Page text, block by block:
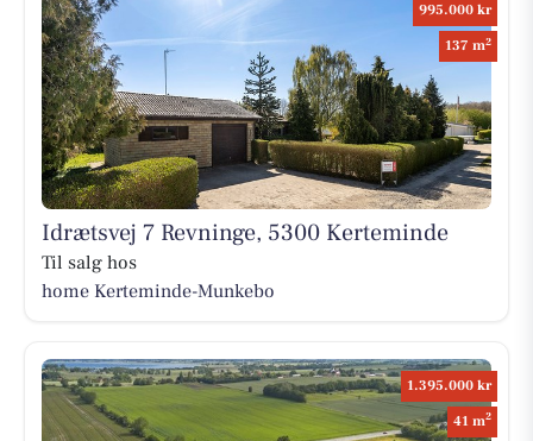
995.000 kr
137 m2
Idrætsvej 7 Revninge, 5300 Kerteminde
Til salg hos
home Kerteminde-Munkebo
1.395.000 kr
41 m2